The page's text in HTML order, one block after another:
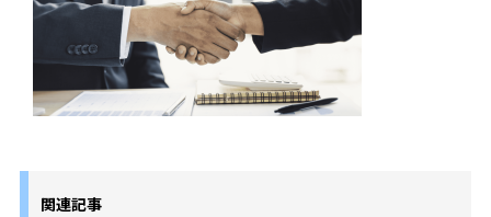
関連記事